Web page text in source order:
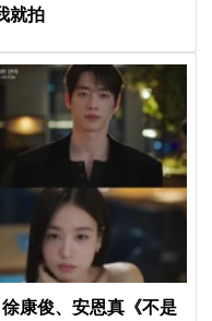
就拍
康俊、安恩真《不是